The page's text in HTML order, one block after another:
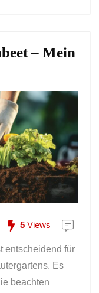
– Mein
5 Views
entscheidend für
Es
beachten